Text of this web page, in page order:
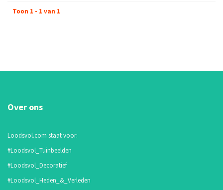
Toon 1 - 1 van 1
Over ons
Loodsvol.com staat voor:
#Loodsvol_Tuinbeelden
#Loodsvol_Decoratief
#Loodsvol_Heden_&_Verleden